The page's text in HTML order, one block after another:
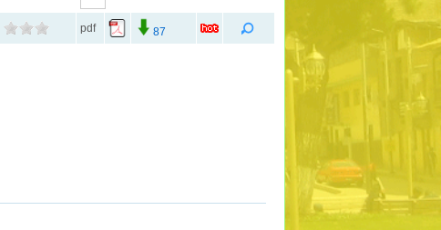
pdf 87